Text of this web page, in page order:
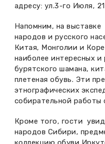
адресу: ул.3-го Июля,
Напомним, на выставке
народов и русского
Китая, Монголии и
наиболее интересных и
бурятского шамана,
плетеная обувь. Эти
этнографических
собирательной работы
Кроме того, гости
народов Сибири,